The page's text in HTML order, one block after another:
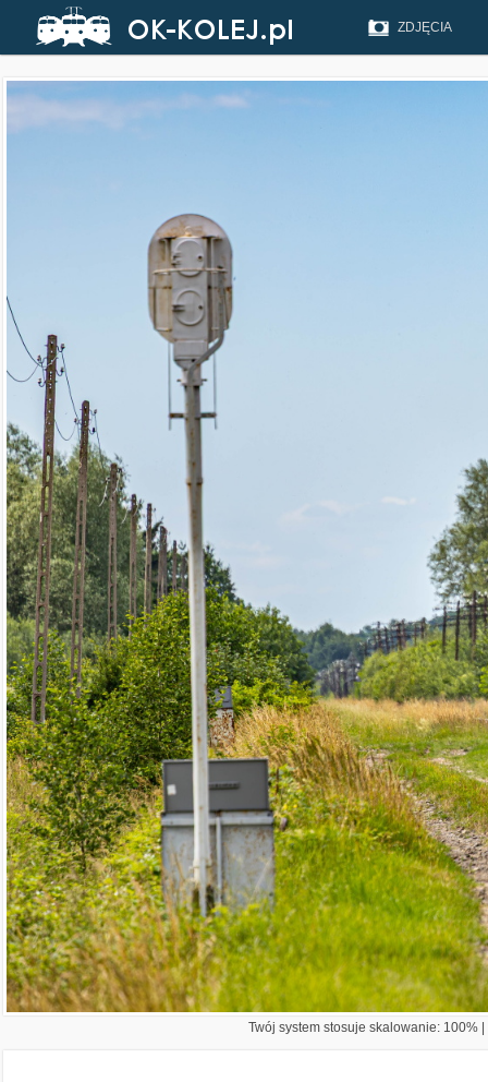
ZDJĘCIA
Twój system stosuje skalowanie: 100%